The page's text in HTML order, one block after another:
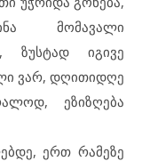
მომავალი
ზუსტად იგივე
ვარ, დღითიდღე
ეზიზღება
ერთ რამეზე